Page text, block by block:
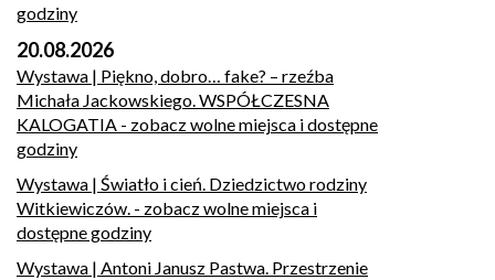
godziny
20.08.2026
Wystawa | Piękno, dobro… fake? – rzeźba
Michała Jackowskiego. WSPÓŁCZESNA
KALOGATIA - zobacz wolne miejsca i dostępne
godziny
Wystawa | Światło i cień. Dziedzictwo rodziny
Witkiewiczów. - zobacz wolne miejsca i
dostępne godziny
Wystawa | Antoni Janusz Pastwa. Przestrzenie